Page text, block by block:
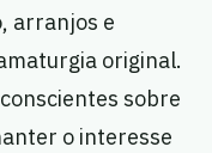
arranjos e
original.
sobre
o interesse